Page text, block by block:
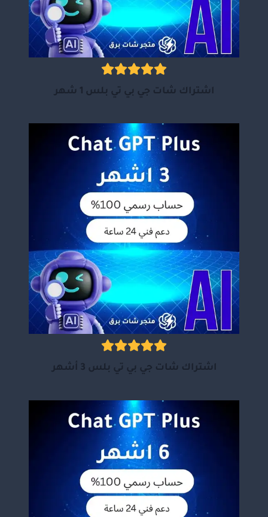
اشتراك شات جي بي تي بلس 1 شهر
اشتراك شات جي بي تي بلس 3 أشهر